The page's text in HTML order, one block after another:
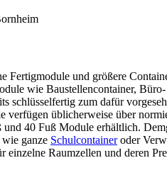
Fertigmodule und größere
wie Baustellencontainer,
schlüsselfertig zum dafür
verfügen üblicherweise über
und 40 Fuß Module erhältlich.
ganze Schulcontaineroder
einzelne Raumzellen und deren